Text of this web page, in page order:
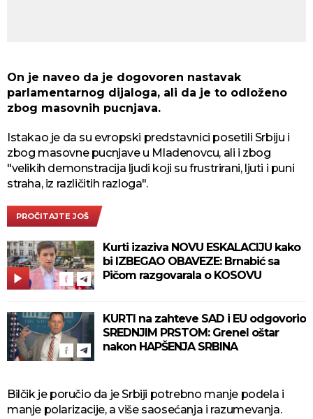
On je naveo da je dogovoren nastavak
parlamentarnog dijaloga, ali da je to odloženo
zbog masovnih pucnjava.
Istakao je da su evropski predstavnici posetili Srbiju i
zbog masovne pucnjave u Mladenovcu, ali i zbog
"velikih demonstracija ljudi koji su frustrirani, ljuti i puni
straha, iz različitih razloga".
PROČITAJTE JOŠ
Kurti izaziva NOVU ESKALACIJU kako
bi IZBEGAO OBAVEZE: Brnabić sa
Pičom razgovarala o KOSOVU
KURTI na zahteve SAD i EU odgovorio
SREDNJIM PRSTOM: Grenel oštar
nakon HAPŠENJA SRBINA
Bilčik je poručio da je Srbiji potrebno manje podela i
manje polarizacije, a više saosećanja i razumevanja.